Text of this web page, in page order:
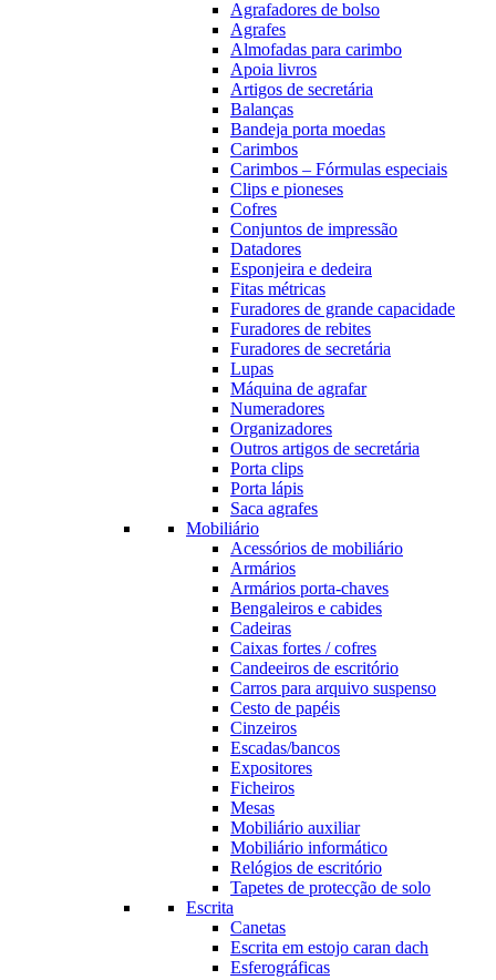
Agrafadores de bolso
Agrafes
Almofadas para carimbo
Apoia livros
Artigos de secretária
Balanças
Bandeja porta moedas
Carimbos
Carimbos – Fórmulas especiais
Clips e pioneses
Cofres
Conjuntos de impressão
Datadores
Esponjeira e dedeira
Fitas métricas
Furadores de grande capacidade
Furadores de rebites
Furadores de secretária
Lupas
Máquina de agrafar
Numeradores
Organizadores
Outros artigos de secretária
Porta clips
Porta lápis
Saca agrafes
Mobiliário
Acessórios de mobiliário
Armários
Armários porta-chaves
Bengaleiros e cabides
Cadeiras
Caixas fortes / cofres
Candeeiros de escritório
Carros para arquivo suspenso
Cesto de papéis
Cinzeiros
Escadas/bancos
Expositores
Ficheiros
Mesas
Mobiliário auxiliar
Mobiliário informático
Relógios de escritório
Tapetes de protecção de solo
Escrita
Canetas
Escrita em estojo caran dach
Esferográficas